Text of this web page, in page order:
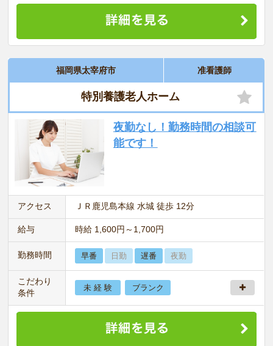
福岡県太宰府市 准看護師
特別養護老人ホーム
夜勤なし！勤務時間の相談可
能です！
アクセス ＪＲ鹿児島本線 水城 徒歩 12分
給与 時給 1,600円～1,700円
勤務時間 早番 日勤 遅番 夜勤
こだわり
条件
未 経 験 ブランク